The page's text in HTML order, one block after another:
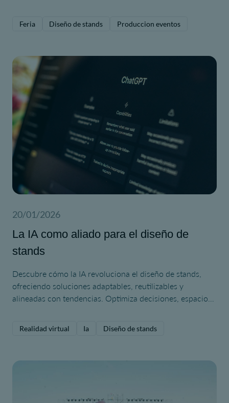
Feria Diseño de stands Produccion eventos
20/01/2026
La IA como aliado para el diseño de
stands
Descubre cómo la IA revoluciona el diseño de stands,
ofreciendo soluciones adaptables, reutilizables y
alineadas con tendencias. Optimiza decisiones, espacios
Realidad virtual Ia Diseño de stands